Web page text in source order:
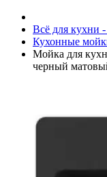
Всё для кухни
Кухонные
Мойка для
черный